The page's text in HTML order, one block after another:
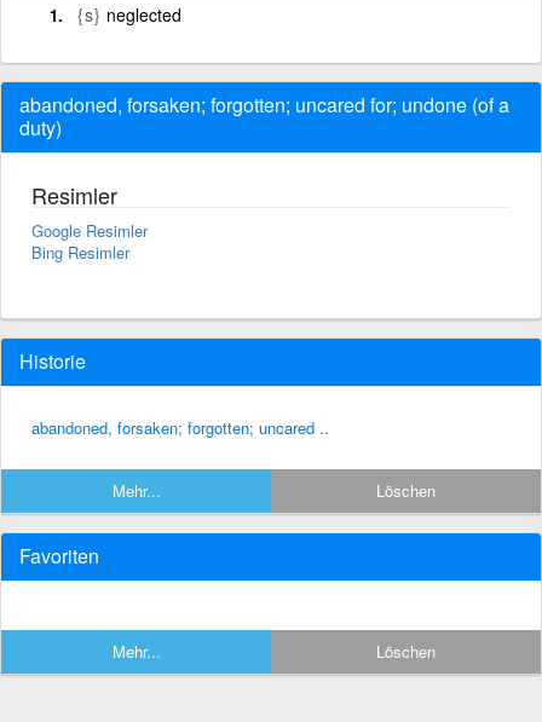
{s} neglected
abandoned, forsaken; forgotten; uncared for; undone (of a
duty)
Resimler
Google Resimler
Bing Resimler
Historie
abandoned, forsaken; forgotten; uncared ..
Mehr... Löschen
Favoriten
Mehr... Löschen